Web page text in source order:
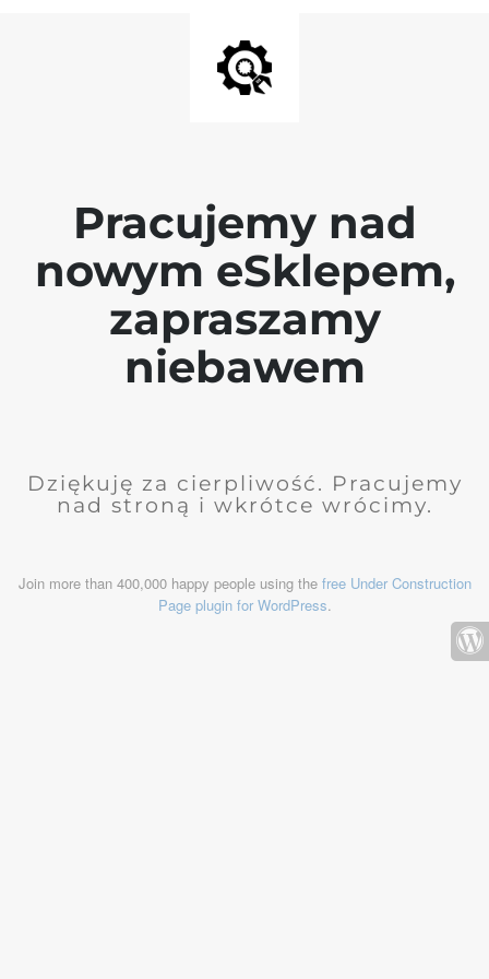
Pracujemy nad
nowym eSklepem,
zapraszamy
niebawem
Dziękuję za cierpliwość. Pracujemy
nad stroną i wkrótce wrócimy.
Join more than 400,000 happy people using the free Under Construction
Page plugin for WordPress.